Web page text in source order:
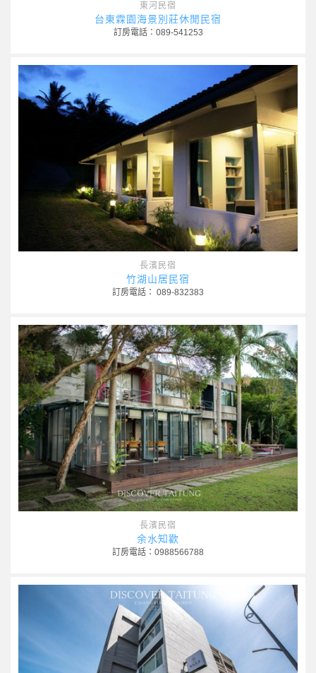
東河民宿
台東霖園海景別莊休閒民宿
訂房電話：089-541253
長濱民宿
竹湖山居民宿
訂房電話： 089-832383
長濱民宿
余水知歡
訂房電話：0988566788